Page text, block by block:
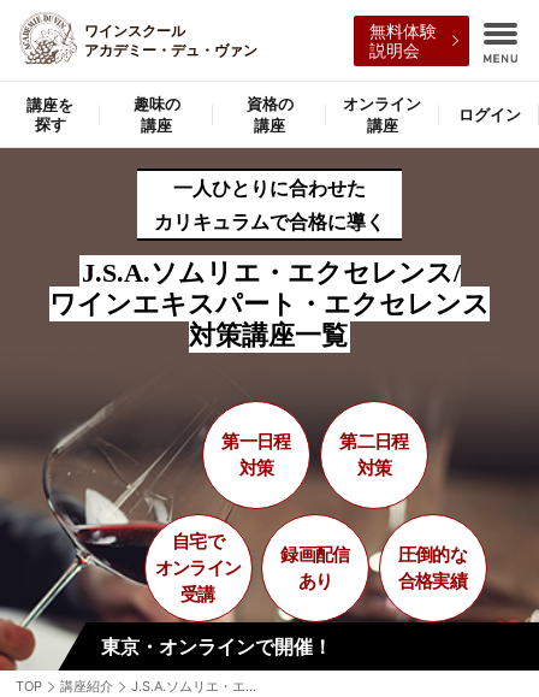
ワインスクール
アカデミー・デュ・ヴァン
無料体験
説明会
講座を
探す
趣味の
講座
資格の
講座
オンライン
講座
ログイン
一人ひとりに合わせた
カリキュラムで合格に導く
J.S.A.ソムリエ・エクセレンス/
ワインエキスパート・エクセレンス
対策講座一覧
第一日程
対策
第二日程
対策
自宅で
オンライン
受講
録画配信
あり
圧倒的な
合格実績
東京・オンラインで開催！
TOP 講座紹介 J.S.A.ソムリエ・エクセレンス/ワインエキスパート・エクセレンス資格対策講座一覧